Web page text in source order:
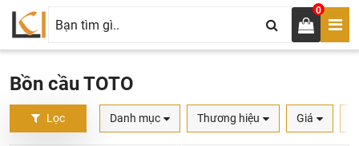
0
Bồn cầu TOTO
Lọc Danh mục Thương hiệu Giá